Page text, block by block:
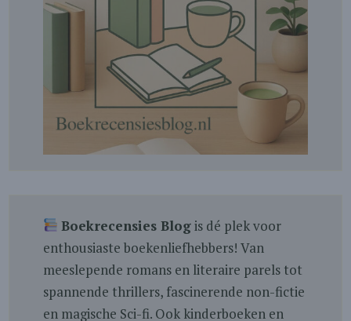
Boekrecensies Blogis dé plek voor
enthousiaste boekenliefhebbers! Van
meeslepende romans en literaire parels tot
spannende thrillers, fascinerende non-fictie
en magische Sci-fi. Ook kinderboeken en